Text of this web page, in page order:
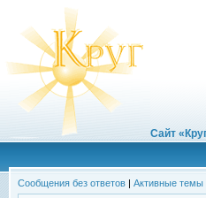
Сайт
Сообщения без ответов | Активные темы